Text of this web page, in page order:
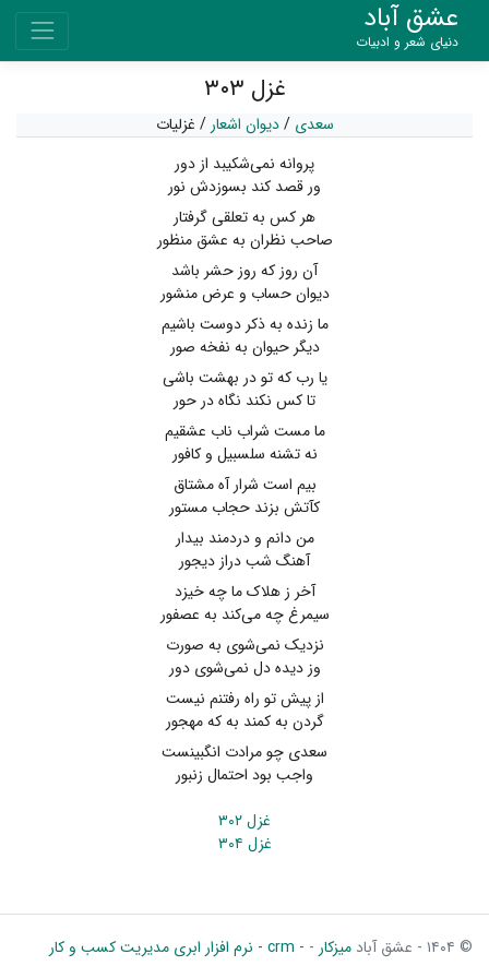
عشق آباد
دنیای شعر و ادبیات
غزل ۳۰۳
سعدی /دیوان اشعار / غزلیات
پروانه نمی‌شکیبد از دور
ور قصد کند بسوزدش نور
هر کس به تعلقی گرفتار
صاحب نظران به عشق منظور
آن روز که روز حشر باشد
دیوان حساب و عرض منشور
ما زنده به ذکر دوست باشیم
دیگر حیوان به نفخه صور
یا رب که تو در بهشت باشی
تا کس نکند نگاه در حور
ما مست شراب ناب عشقیم
نه تشنه سلسبیل و کافور
بیم است شرار آه مشتاق
کآتش بزند حجاب مستور
من دانم و دردمند بیدار
آهنگ شب دراز دیجور
آخر ز هلاک ما چه خیزد
سیمرغ چه می‌کند به عصفور
نزدیک نمی‌شوی به صورت
وز دیده دل نمی‌شوی دور
از پیش تو راه رفتنم نیست
گردن به کمند به که مهجور
سعدی چو مرادت انگبینست
واجب بود احتمال زنبور
غزل ۳۰۲
غزل ۳۰۴
© ۱۴۰۴ - عشق آباد میزکار - - crm - نرم افزار ابری مدیریت کسب و کار